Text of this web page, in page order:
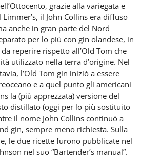
grazie alla variegata e
il John Collins era diffuso
anche in gran parte del Nord
per lo più con gin olandese, in
reperire rispetto all’Old Tom che
utilizzato nella terra d’origine. Nel
l’Old Tom gin iniziò a essere
e a quel punto gli americani
la (più apprezzata) versione del
distillato (oggi per lo più sostituito
il nome John Collins continuò a
gin, sempre meno richiesta. Sulla
le due ricette furono pubblicate nel
nel suo “Bartender’s manual”.